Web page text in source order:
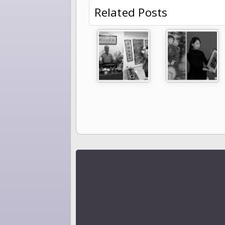
Related Posts